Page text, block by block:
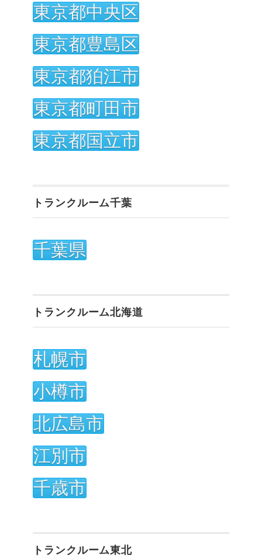
東京都中央区
東京都豊島区
東京都狛江市
東京都町田市
東京都国立市
トランクルーム千葉
千葉県
トランクルーム北海道
札幌市
小樽市
北広島市
江別市
千歳市
トランクルーム東北